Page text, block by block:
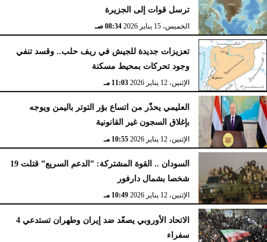
ترسل قوات إلى الجزيرة
الخميس، 15 يناير 2026 08:34 صـ
تعزيزات جديدة للجيش في ريف حلب.. وقسد تنفي
وجود تحركات بمحيط مسكنة
الإثنين، 12 يناير 2026 11:03 مـ
العليمي يحذّر من اتساع بؤر التوتر باليمن ويوجه
بإغلاق السجون غير القانونية
الإثنين، 12 يناير 2026 10:55 مـ
السودان .. القوة المشتركة: ”الدعم السريع” قتلت 19
شخصا بشمال دارفور
الإثنين، 12 يناير 2026 10:49 مـ
الاتحاد الأوروبي يصعّد ضد إيران وطهران تستدعي 4
سفراء